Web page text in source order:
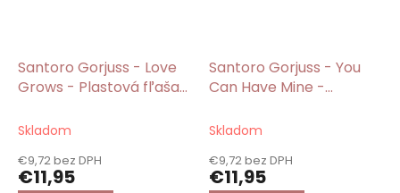
Santoro Gorjuss - Love
Grows - Plastová fľaša
Skladom
€9,72 bez DPH
€11,95
Santoro Gorjuss - You
Can Have Mine -
Skladom
€9,72 bez DPH
€11,95